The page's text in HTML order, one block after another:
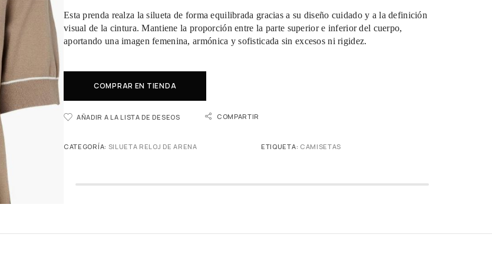
Esta prenda realza la silueta de forma equilibrada gracias a su diseño cuidado y a la definición
visual de la cintura. Mantiene la proporción entre la parte superior e inferior del cuerpo,
aportando una imagen femenina, armónica y sofisticada sin excesos ni rigidez.
COMPRAR EN TIENDA
AÑADIR A LA LISTA DE DESEOS COMPARTIR
CATEGORÍA: SILUETA RELOJ DE ARENA ETIQUETA: CAMISETAS